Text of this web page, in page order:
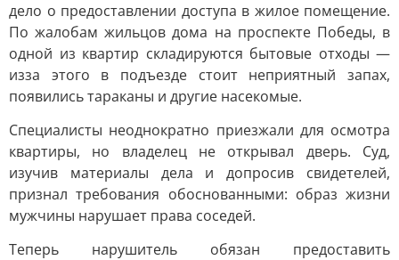
дело о предоставлении доступа в жилое помещение.
По жалобам жильцов дома на проспекте Победы, в
одной из квартир складируются бытовые отходы —
изза этого в подъезде стоит неприятный запах,
появились тараканы и другие насекомые.
Специалисты неоднократно приезжали для осмотра
квартиры, но владелец не открывал дверь. Суд,
изучив материалы дела и допросив свидетелей,
признал требования обоснованными: образ жизни
мужчины нарушает права соседей.
Теперь нарушитель обязан предоставить